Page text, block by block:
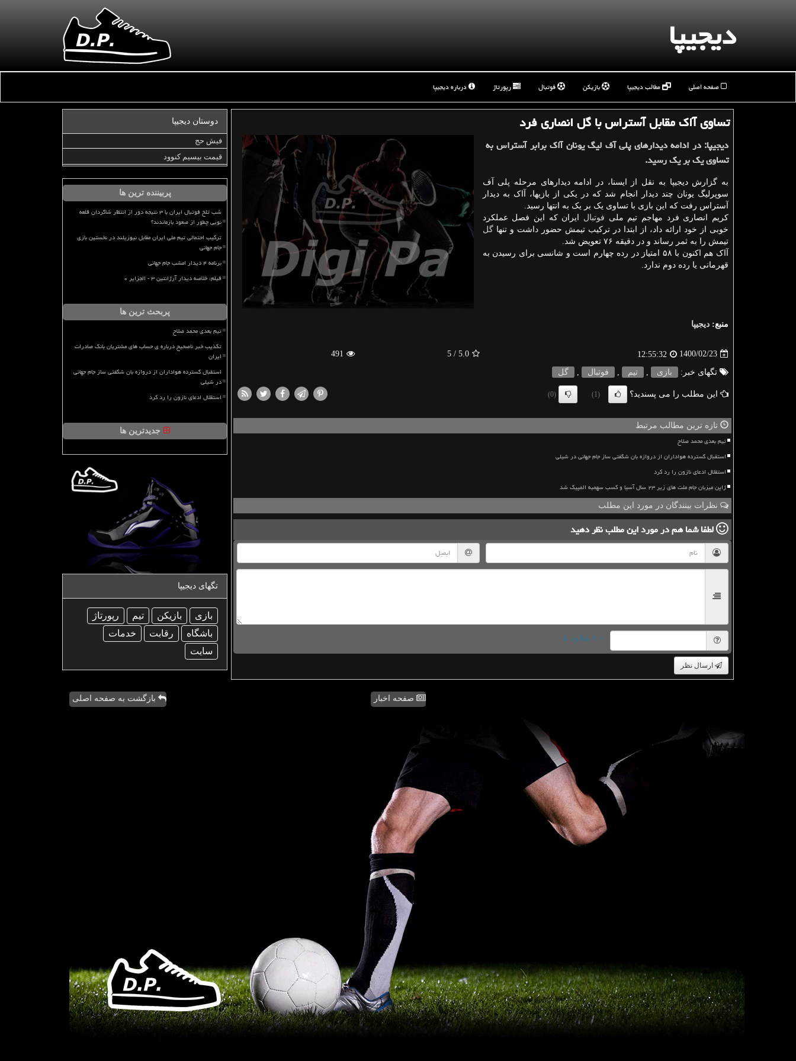
دیجیپا
صفحه اصلی مطالب دیجیپا بازیکن فوتبال رپورتاژ درباره دیجیپا
تساوی آاك مقابل آستراس با گل انصاری فرد
دیجیپا: در ادامه دیدارهای پلی آف لیگ یونان آاک برابر آستراس به
تساوی یک بر یک رسید.
به گزارش دیجیپا به نقل از ایسنا، در ادامه دیدارهای مرحله پلی آف
سوپرلیگ یونان چند دیدار انجام شد که در یکی از بازیها، آاک به دیدار
آستراس رفت که این بازی با تساوی یک بر یک به انتها رسید.
کریم انصاری فرد مهاجم تیم ملی فوتبال ایران که این فصل عملکرد
خوبی از خود ارائه داد، از ابتدا در ترکیب تیمش حضور داشت و تنهاگل
تیمش را به ثمر رساند و در دقیقه ۷۶ تعویض شد.
آاک هم اکنون با ۵۸ امتیاز در رده چهارم است و شانسی برای رسیدن به
قهرمانی یا رده دوم ندارد.
منبع: دیجیپا
1400/02/23
12:55:32
5.0
/ 5
491
تگهای خبر: بازی تیم فوتبال گل
این مطلب را می پسندید؟ (1)
(0)
تازه ترین مطالب مرتبط
تیم بعدی محمد صلاح
استقبال گسترده هواداران از دروازه بان شگفتی ساز جام جهانی در شیلی
استقلال ادعای نازون را رد کرد
ژاپن میزبان جام ملت های زیر ۲۳ سال آسیا و کسب سهمیه المپیک شد
نظرات بینندگان در مورد این مطلب
لطفا شما همدر مورد این مطلبنظر دهید
= ۷ بعلاوه ۵
ارسال نظر
دوستان دیجیپا
فیش حج
قیمت بیسیم کنوود
پربیننده ترین ها
شب تلخ فوتبال ایران با ۳ نتیجه دور از انتظار شاگردان قلعه
نویی چطور از صعود بازماندند؟
ترکیب احتمالی تیم ملی ایران مقابل نیوزیلند در نخستین بازی
جام جهانی
برنامه ۴ دیدار امشب جام جهانی
فیلم، خلاصه دیدار آرژانتین ۳ - الجزایر ۰
پربحث ترین ها
تیم بعدی محمد صلاح
تکذیب خبر ناصحیح درباره ی حساب های مشتریان بانک صادرات
ایران
استقبال گسترده هواداران از دروازه بان شگفتی ساز جام جهانی
در شیلی
استقلال ادعای نازون را رد کرد
جدیدترین ها
تگهای دیجیپا
بازی بازیكن تیم
رپورتاژ
باشگاه
رقابت
خدمات
سایت
صفحه اخبار بازگشت به صفحه اصلی